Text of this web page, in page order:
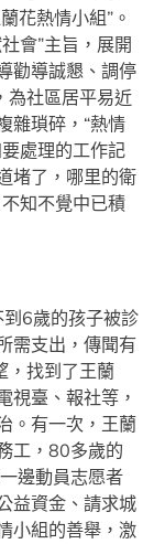
花熱情小組”。
會”主旨，展開
勸導誠懇、調停
為社區居平易近
雜瑣碎，“熱情
處理的工作記
堵了，哪里的衛
知不覺中已積
6歲的孩子被診
需支出，傳聞有
，找到了王蘭
視臺、報社等，
。有一次，王蘭
工，80多歲的
邊動員志愿者
益資金、請求城
小組的善舉，激